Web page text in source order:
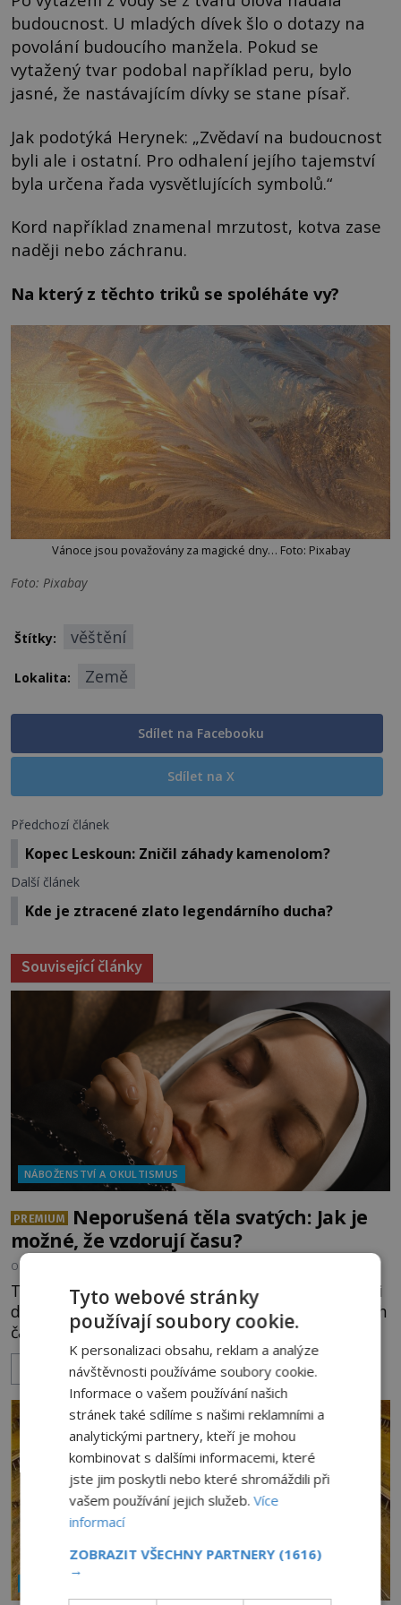
budoucnost. U mladých dívek šlo o dotazy na
povolání budoucího manžela. Pokud se
vytažený tvar podobal například peru, bylo
jasné, že nastávajícím dívky se stane písař.
Jak podotýká Herynek: „Zvědaví na budoucnost
byli ale i ostatní. Pro odhalení jejího tajemství
byla určena řada vysvětlujících symbolů.“
Kord například znamenal mrzutost, kotva zase
naději nebo záchranu.
Na který z těchto triků se spoléháte vy?
Vánoce jsou považovány za magické dny… Foto: Pixabay
Foto: Pixabay
Štítky: věštění
Lokalita: Země
Sdílet na Facebooku
Sdílet na X
Předchozí článek
Kopec Leskoun: Zničil záhady kamenolom?
Další článek
Kde je ztracené zlato legendárního ducha?
Související články
NÁBOŽENSTVÍ A OKULTISMUS
PREMIUM
Neporušená těla svatých: Jak je
možné, že vzdorují času?
OD
Těla mnohých světců se zázračně nerozkládají ani
desítky či stovky let po jejich smrti, ačkoliv na nich
často nebylo provedeno balzamování či jiné
pokusy o konzervaci. Neporušené ostatky bývají
považovány za důkaz svatosti zemřelých. Jaké
tajemné síly těla významných náboženských
osobností ochraňují? Na hřbitově u kláštera
Milosrdných
ZOBRAZIT VÍCE
Tyto webové stránky
používají soubory cookie.
K personalizaci obsahu, reklam a analýze
návštěvnosti používáme soubory cookie.
Informace o vašem používání našich
stránek také sdílíme s našimi reklamními a
analytickými partnery, kteří je mohou
kombinovat s dalšími informacemi, které
jste jim poskytli nebo které shromáždili při
vašem používání jejich služeb.Více
informací
ZOBRAZIT VŠECHNY PARTNERY (1616)
→